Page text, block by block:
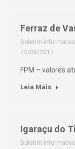
Ferraz de
Boletim Informativo
22/08/2017
FPM – valores
Leia Mais
Igaraçu do
Boletim Informativo